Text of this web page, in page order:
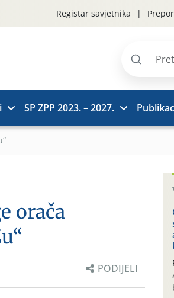
Registar savjetnika
Pretraži
SP ZPP 2023. – 2027.
orača
PODIJELI